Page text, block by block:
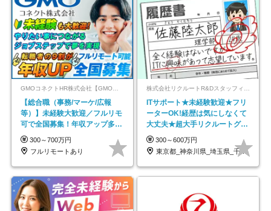
GMOコネクトHR株式会社【GMOインターネットグループ】
【総合職（事務/マーケ/広報
等）】未経験大歓迎／フルリモ
可で全国募集！年収アップ多数
★年休最大130日★
300～700万円
フルリモートあり
ITサポート★未経験歓迎★フリ
ーターOK!経歴は気にしなくて
大丈夫★超大手リクルートグル
ープの正社員/sg
300～600万円
東京都_神奈川県_埼玉県_千葉県_大阪府…